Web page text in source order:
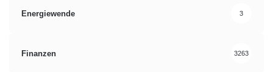
Energiewende 3
Finanzen 3263